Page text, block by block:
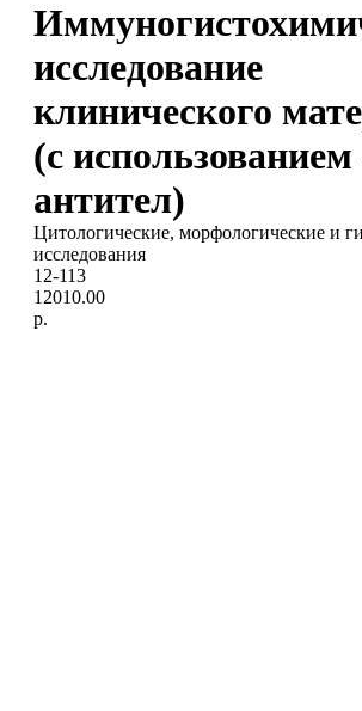
исследование
клинического
(с использованием
антител)
Цитологические, морфологические и
исследования
12-113
12010.00
р.